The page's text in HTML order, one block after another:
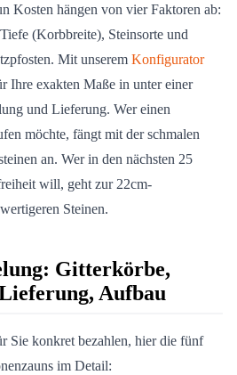
Kosten hängen von vier Faktoren ab:
(Korbbreite), Steinsorte und
Mit unserem Konfigurator
Ihre exakten Maße in unter einer
und Lieferung. Wer einen
möchte, fängt mit der schmalen
an. Wer in den nächsten 25
will, geht zur 22cm-
Steinen.
Gitterkörbe,
Aufbau
Sie konkret bezahlen, hier die fünf
im Detail: